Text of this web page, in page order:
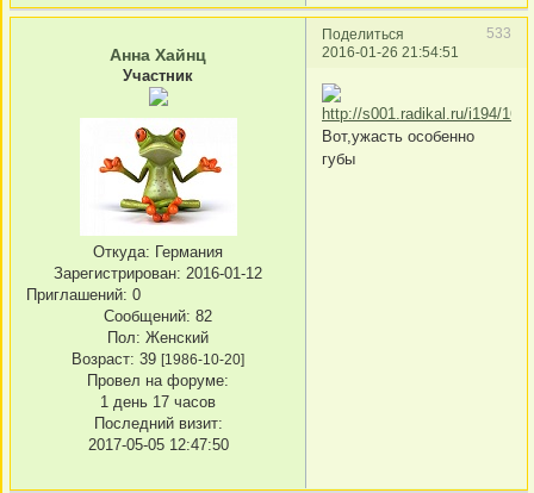
Поделиться
533
2016-01-26 21:54:51
Анна Хайнц
Участник
Откуда: Германия
Зарегистрирован: 2016-01-12
Приглашений: 0
Сообщений: 82
Пол: Женский
Возраст: 39 [1986-10-20]
Провел на форуме:
1 день 17 часов
Последний визит:
2017-05-05 12:47:50
Вот,ужасть особенно
губы